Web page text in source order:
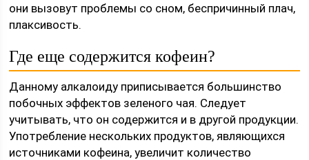
они вызовут проблемы со сном, беспричинный плач,
плаксивость.
Где еще содержится кофеин?
Данному алкалоиду приписывается большинство
побочных эффектов зеленого чая. Следует
учитывать, что он содержится и в другой продукции.
Употребление нескольких продуктов, являющихся
источниками кофеина, увеличит количество